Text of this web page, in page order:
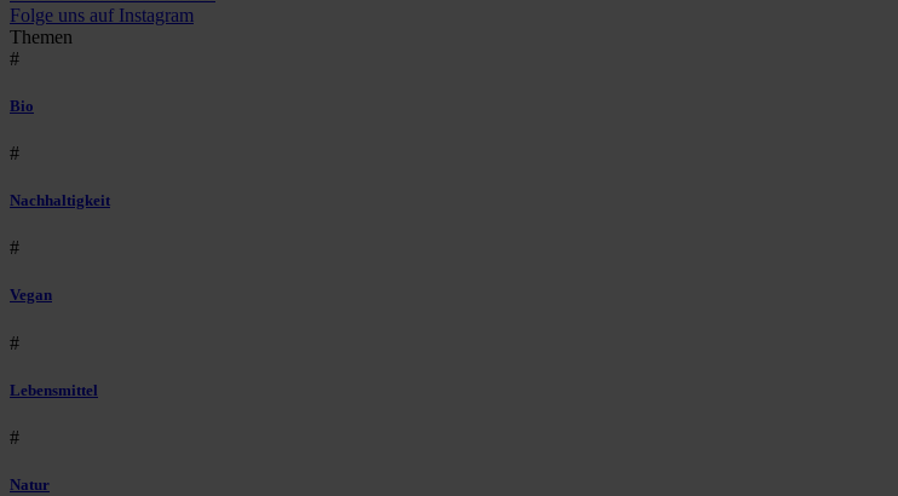
Folge uns auf Instagram
Themen
#
Bio
#
Nachhaltigkeit
#
Vegan
#
Lebensmittel
#
Natur